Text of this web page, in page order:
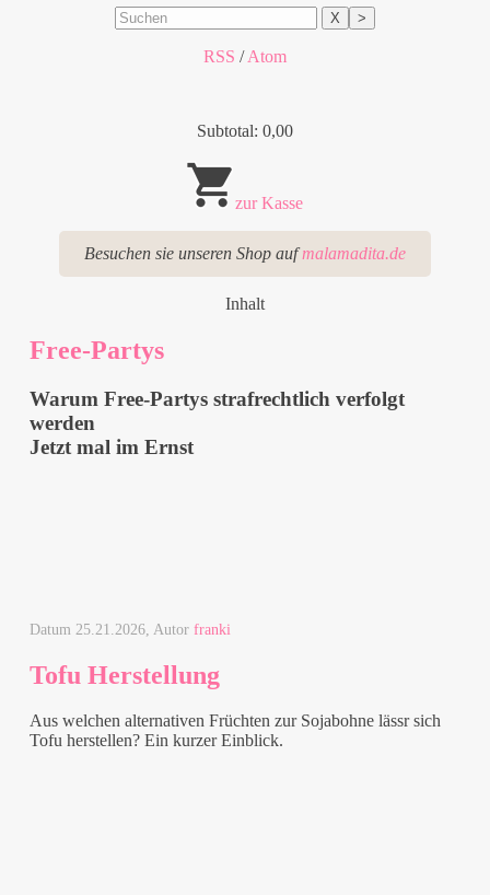
X >
RSS /Atom
Subtotal: 0,00
zur Kasse
Besuchen sie unseren Shop aufmalamadita.de
Inhalt
Free-Partys
Warum Free-Partys strafrechtlich verfolgt
werden
Jetzt mal im Ernst
Datum 25.21.2026 , Autorfranki
Tofu Herstellung
Aus welchen alternativen Früchten zur Sojabohne lässr sich
Tofu herstellen? Ein kurzer Einblick.